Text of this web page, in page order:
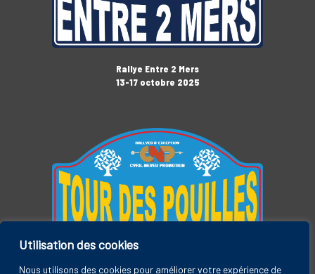
Utilisation des cookies
Nous utilisons des cookies pour améliorer votre expérience de
Rallye Entre 2 Mers
13-17 octobre 2025
Tour des Pouilles